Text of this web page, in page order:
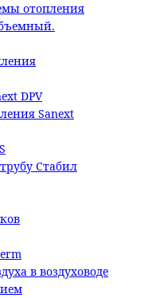
отопления
DPV
Sanext
Стабил
в воздуховоде